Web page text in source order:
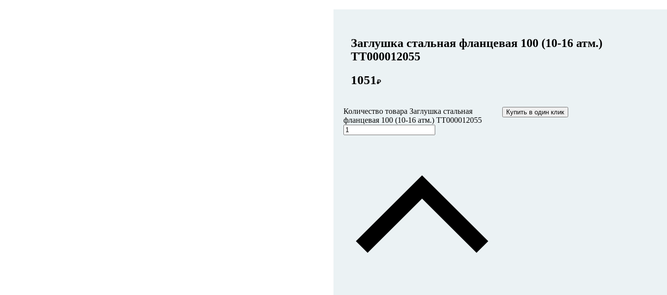
Заглушка стальная фланцевая 100 (10-16 атм.)
ТТ000012055
1051₽
Количество товара Заглушка стальная
фланцевая 100 (10-16 атм.) ТТ000012055
Купить в один клик